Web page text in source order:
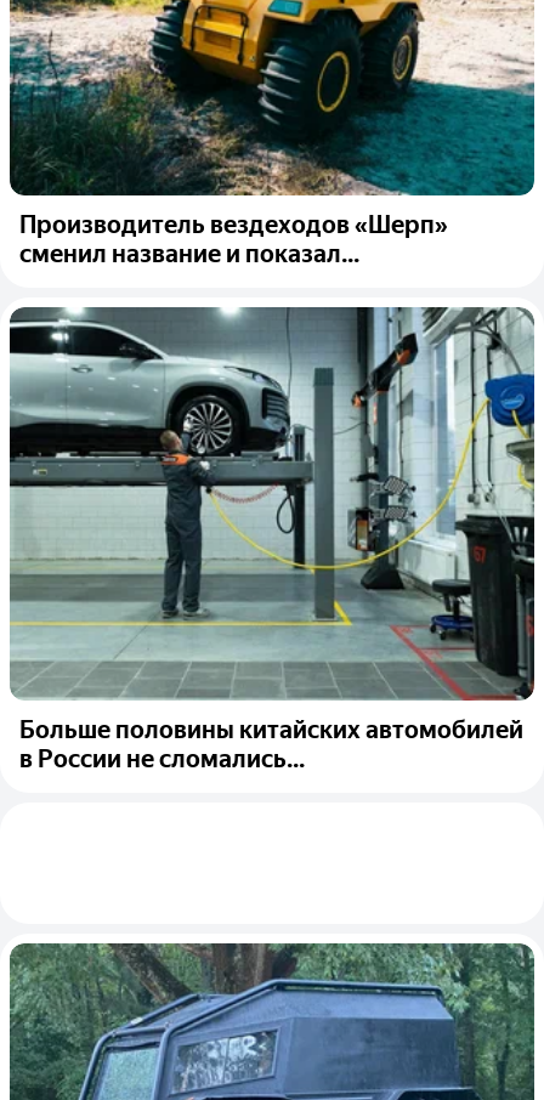
Производитель вездеходов «Шерп»
сменил название и показал...
Больше половины китайских автомобилей
в России не сломались...